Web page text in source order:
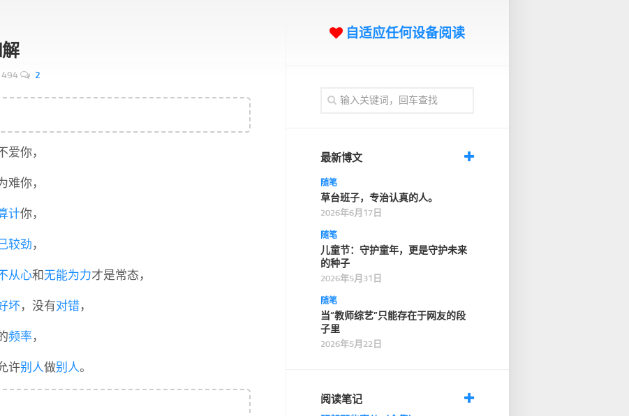
494 2
爱你，
难你，
计你，
较劲 ，
从心和无能为力才是常态，
坏，没有对错，
频率，
许别人做别人。
自适应任何设备阅读
最新博文
随笔
草台班子，专治认真的人。
2026年6月17日
随笔
儿童节：守护童年，更是守护未来
的种子
2026年5月31日
随笔
当“教师综艺”只能存在于网友的段
子里
2026年5月22日
阅读笔记